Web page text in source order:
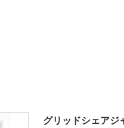
グリッドシェアジ